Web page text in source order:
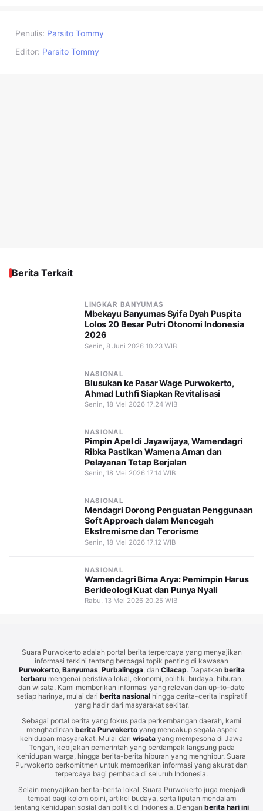
Penulis: Parsito Tommy
Editor: Parsito Tommy
Berita Terkait
LINGKAR BANYUMAS
Mbekayu Banyumas Syifa Dyah Puspita
Lolos 20 Besar Putri Otonomi Indonesia
2026
Senin, 8 Juni 2026 10.23 WIB
NASIONAL
Blusukan ke Pasar Wage Purwokerto,
Ahmad Luthfi Siapkan Revitalisasi
Senin, 18 Mei 2026 17.24 WIB
NASIONAL
Pimpin Apel di Jayawijaya, Wamendagri
Ribka Pastikan Wamena Aman dan
Pelayanan Tetap Berjalan
Senin, 18 Mei 2026 17.14 WIB
NASIONAL
Mendagri Dorong Penguatan Penggunaan
Soft Approach dalam Mencegah
Ekstremisme dan Terorisme
Senin, 18 Mei 2026 17.12 WIB
NASIONAL
Wamendagri Bima Arya: Pemimpin Harus
Berideologi Kuat dan Punya Nyali
Rabu, 13 Mei 2026 20.25 WIB
Suara Purwokerto adalah portal berita terpercaya yang menyajikan
informasi terkini tentang berbagai topik penting di kawasan
Purwokerto, Banyumas, Purbalingga, dan Cilacap. Dapatkan berita
terbarumengenai peristiwa lokal, ekonomi, politik, budaya, hiburan,
dan wisata. Kami memberikan informasi yang relevan dan up-to-date
setiap harinya, mulai dari berita nasionalhingga cerita-cerita inspiratif
yang hadir dari masyarakat sekitar.
Sebagai portal berita yang fokus pada perkembangan daerah, kami
menghadirkan berita Purwokertoyang mencakup segala aspek
kehidupan masyarakat. Mulai dari wisata yang mempesona di Jawa
Tengah, kebijakan pemerintah yang berdampak langsung pada
kehidupan warga, hingga berita-berita hiburan yang menghibur. Suara
Purwokerto berkomitmen untuk memberikan informasi yang akurat dan
terpercaya bagi pembaca di seluruh Indonesia.
Selain menyajikan berita-berita lokal, Suara Purwokerto juga menjadi
tempat bagi kolom opini, artikel budaya, serta liputan mendalam
tentang kehidupan sosial dan politik di Indonesia. Dengan berita hari ini